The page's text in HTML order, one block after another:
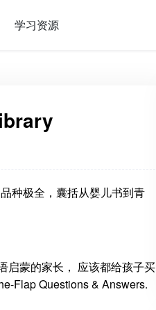
学习资源
种极全，囊括从婴儿书到青
启蒙的家长， 应该都给孩子买
Flap Questions & Answers.